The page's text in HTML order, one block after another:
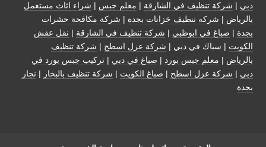
دبي | شركة تنظيف في الشارقة | معلم جبس | شراء اثاث مستعمل
بالرياض | شركه تنظيف خزانات بجدة | شركة مكافحة حشرات
بجدة | صباغ في ابوظبي | شركة تنظيف في الشارقة | نقل عفش
الكويت | سباك في دبي | شركة عزل اسطح | شركة تنظيف
بالرياض | معلم جبس بورد | صباغ في دبي | تركيب جبس بورد في
دبي | شركة عزل اسطح | صباغ الكويت | شركة تنظيف بالبخار | نجار
بجدة